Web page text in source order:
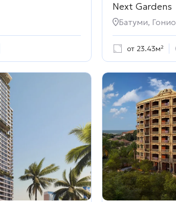
Next Gardens
Батуми, Гонио
от 23.43м²